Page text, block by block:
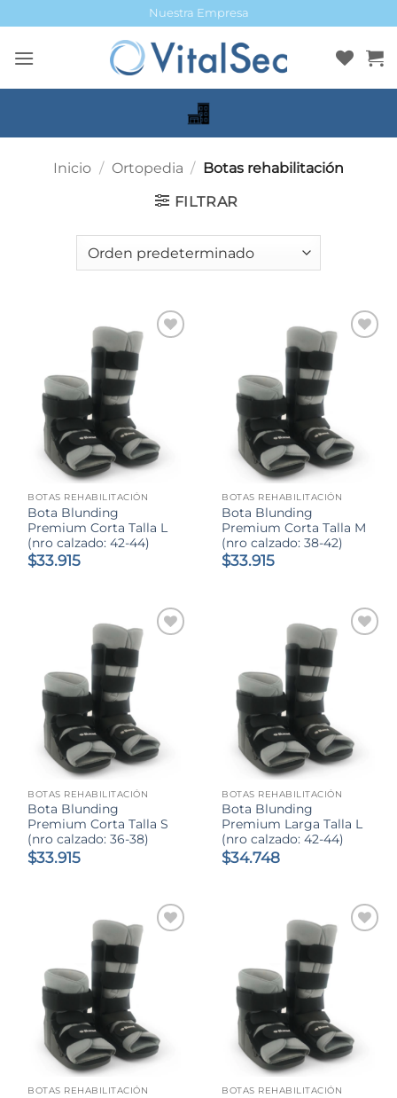
al
contenido
Nuestra Empresa
Inicio / Ortopedia / Botas rehabilitación
FILTRAR
BOTAS REHABILITACIÓN
Bota Blunding
Premium Corta Talla L
(nro calzado: 42-44)
$33.915
BOTAS REHABILITACIÓN
Bota Blunding
Premium Corta Talla M
(nro calzado: 38-42)
$33.915
BOTAS REHABILITACIÓN
Bota Blunding
Premium Corta Talla S
(nro calzado: 36-38)
$33.915
BOTAS REHABILITACIÓN
Bota Blunding
Premium Larga Talla L
(nro calzado: 42-44)
$34.748
BOTAS REHABILITACIÓN BOTAS REHABILITACIÓN